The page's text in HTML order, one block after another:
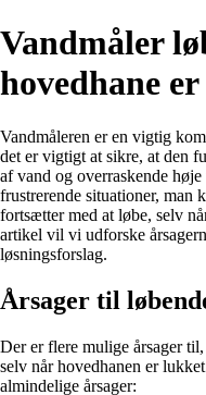
Vandmåler
hovedhane
Vandmåleren er en vigtig
det er vigtigt at sikre, at den
af vand og overraskende
frustrerende situationer, man
fortsætter med at løbe, selv
artikel vil vi udforske
løsningsforslag.
Årsager til
Der er flere mulige årsager
selv når hovedhanen er
almindelige årsager: